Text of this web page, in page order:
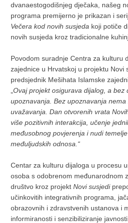
dvanaestogodišnjeg dječaka, našeg
programa premijerno je prikazan i
Večera kod novih susjeda koji potiče
novih susjeda kroz tradicionalne
Povodom suradnje Centra za kulturu
zajednice u Hrvatskoj u projektu Novi
predsjednik Mešihata Islamske
„Ovaj projekt osigurava dijalog, a bez
upoznavanja. Bez upoznavanja
uvažavanja. Dan otvorenih vrata
više pozitivnih interakcija, učenje
međusobnog povjerenja i nudi
međuljudskih odnosa.“
Centar za kulturu dijaloga u procesu
osoba s odobrenom međunarodnom
društvo kroz projektNovi susjedi
učinkovitih integrativnih programa,
obrazovnih i zdravstvenih ustanova i
informiranosti i senzibiliziranje javnosti.